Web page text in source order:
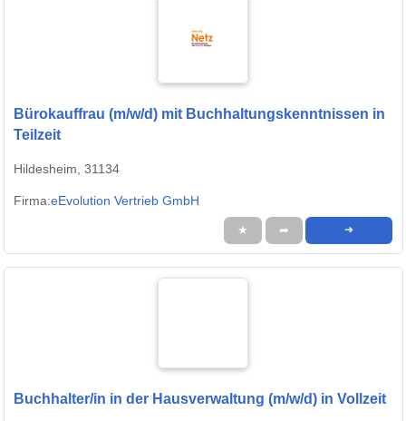
Bürokauffrau (m/w/d) mit Buchhaltungskenntnissen in
Teilzeit
Hildesheim, 31134
Firma:eEvolution Vertrieb GmbH
★ ➦ ➜
Buchhalter/in in der Hausverwaltung (m/w/d) in Vollzeit